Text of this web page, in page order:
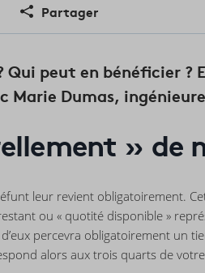
Partager
Qui peut en bénéficier
Marie Dumas,
» de
leur revient obligatoirement.
ou « quotité disponible »
percevra obligatoirement un
alors aux trois quarts de